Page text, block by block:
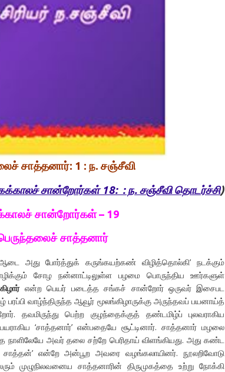
சாத்தனார்: 1 : ந. சஞ்சீவி
சான்றோர்கள் 18: : ந. சஞ்சீவி தொடர்ச்சி)
சான்றோர்கள் – 19
சாத்தனார்
ஆடை அது போர்த்துக் கருங்கயற்கண் விழித்தொல்கி’ நடக்கும்
சோழ நன்னாட்டிலுள்ள பழமை பொருந்திய ஊர்களுள்
என்ற பெயர் படைத்த சங்கச் சான்றோர் ஒருவர் இசைபட
பரப்பி வாழ்ந்திருந்த ஆவூர் மூலங்கிழாருக்கு அருந்தவப் பயனாய்த்
தவமிருந்து பெற்ற குழந்தைக்குத் தண்டமிழ்ப் புலவராகிய
‘சாத்தனார்’ என்பதையே சூட்டினார். சாத்தனார் மழலை
நாளிலேயே அவர் தலை சற்றே பெரிதாய் விளங்கியது. அது கண்ட
சாத்தன்’ என்றே அன்பூற அவரை வழங்கலாயினர். நூலறிவோடு
முழுநிலவனைய சாத்தனாரின் திருமுகத்தை உற்று நோக்கி